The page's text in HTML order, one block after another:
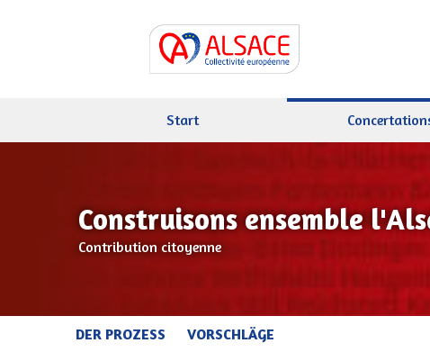
Start
Construisons ensemble
Contribution citoyenne
DER PROZESS VORSCHLÄGE